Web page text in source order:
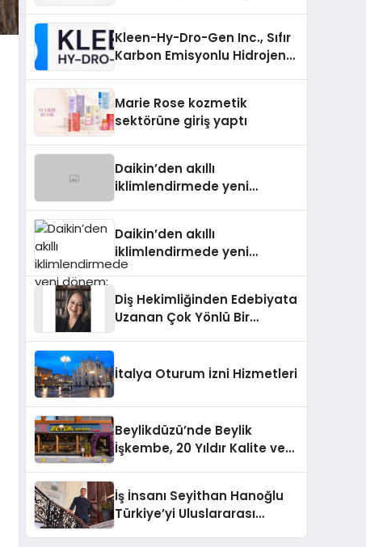
Kleen-Hy-Dro-Gen Inc., Sıfır
Karbon Emisyonlu Hidrojen
Aldı
Marie Rose kozmetik
sektörüne giriş yaptı
Daikin’den akıllı
iklimlendirmede yeni
Daikin’den akıllı
iklimlendirmede yeni
dönem: Madoka Plus
Diş Hekimliğinden Edebiyata
Uzanan Çok Yönlü Bir
İtalya Oturum İzni Hizmetleri
Beylikdüzü’nde Beylik
İşkembe, 20 Yıldır Kalite ve
İş İnsanı Seyithan Hanoğlu
Türkiye’yi Uluslararası